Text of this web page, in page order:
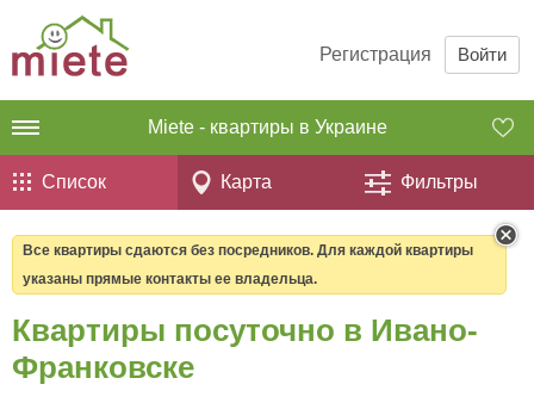
Регистрация Войти
Miete - квартиры в Украине
Список Карта Фильтры
Все квартиры сдаются без посредников. Для каждой квартиры
указаны прямые контакты ее владельца.
Квартиры посуточно в Ивано-
Франковске